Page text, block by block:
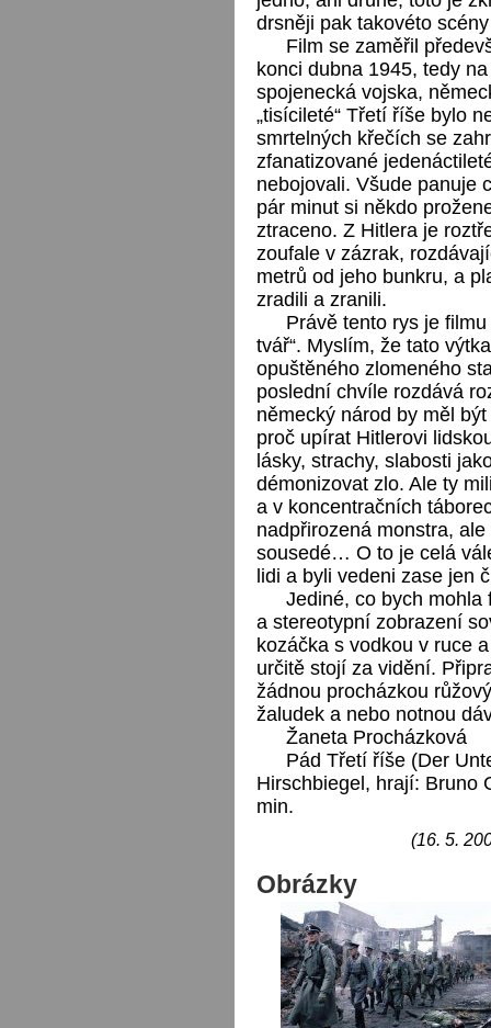
drsněji pak takovéto
Film se zaměřil
konci dubna 1945, tedy
spojenecká vojska,
„tisícileté“ Třetí říše bylo
smrtelných křečích se
zfanatizované
nebojovali. Všude panuje
pár minut si někdo
ztraceno. Z Hitlera je
zoufale v zázrak,
metrů od jeho bunkru, a
zradili a zranili.
Právě tento rys je
tvář“. Myslím, že tato
opuštěného zlomeného
poslední chvíle rozdává
německý národ by měl
proč upírat Hitlerovi
lásky, strachy, slabosti
démonizovat zlo. Ale ty
a v koncentračních
nadpřirozená monstra,
sousedé… O to je celá
lidi a byli vedeni zase jen
Jediné, co bych mohla
a stereotypní zobrazení
kozáčka s vodkou v ruce
určitě stojí za vidění.
žádnou procházkou
žaludek a nebo notnou
Žaneta Procházková
Pád Třetí říše (Der
Hirschbiegel, hrají: Bruno
min.
(16. 5.
Obrázky